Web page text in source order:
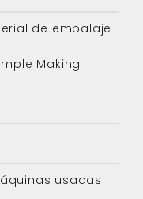
de embalaje
Making
usadas